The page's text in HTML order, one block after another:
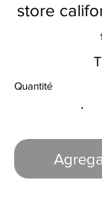
store
Quantité